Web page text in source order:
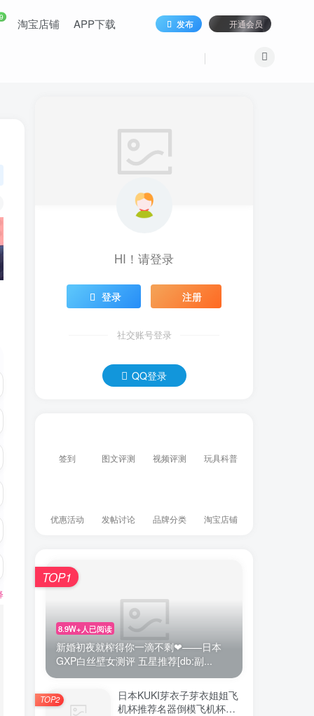
淘宝店铺 APP下载 发布 开通会员
HI！请登录
登录 注册
社交账号登录
QQ登录
签到 图文评测 视频评测 玩具科普
优惠活动 发帖讨论 品牌分类 淘宝店铺
8.9W+人已阅读
新婚初夜就榨得你一滴不剩❤——日本
GXP白丝壁女测评 五星推荐[db:副...
TOP1
日本KUKI芽衣子芽衣姐姐飞
机杯推荐名器倒模飞机杯测
TOP2